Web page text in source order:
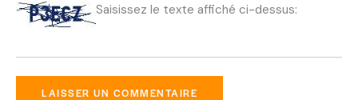
Saisissez le texte affiché ci-dessus: